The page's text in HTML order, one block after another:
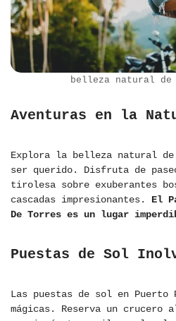
belleza natural de
Aventuras en la
Explora la belleza natural
ser querido. Disfruta de
tirolesa sobre exuberantes
cascadas impresionantes. El
De Torres es un lugar
Puestas de Sol
Las puestas de sol en Puerto
mágicas. Reserva un crucero